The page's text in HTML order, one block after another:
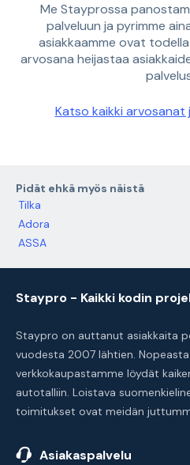
Me Stayprossa
palveluun ja pyrimme
asiakkaamme ovat
arvosana heijastaa
Katso kaikki
Pidät ehkä myös näistä
Tilka
Adora
ASSA
Staypro - Kaikki kodin
Staypro on auttanut asiakkaita
vuodesta 2007 lähtien.
verkkokaupastamme löydät
autotalliin. Loistava
toimitukset ovat meidän
Asiakaspalvelu